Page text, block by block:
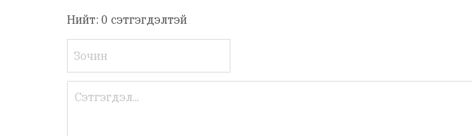
Нийт: 0 сэтгэгдэлтэй